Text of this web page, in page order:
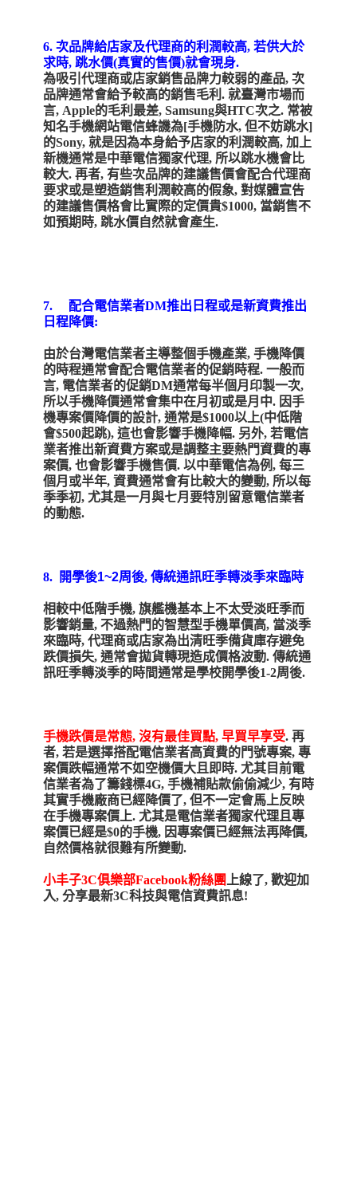
6. 次品牌給店家及代理商的利潤較高, 若供大於
求時, 跳水價(真實的售價)就會現身.
為吸引代理商或店家銷售品牌力較弱的產品, 次
品牌通常會給予較高的銷售毛利. 就臺灣市場而
言, Apple的毛利最差, Samsung與HTC次之. 常被
知名手機網站電信蜂譏為[手機防水, 但不妨跳水]
的Sony, 就是因為本身給予店家的利潤較高, 加上
新機通常是中華電信獨家代理, 所以跳水機會比
較大. 再者, 有些次品牌的建議售價會配合代理商
要求或是塑造銷售利潤較高的假象, 對媒體宣告
的建議售價格會比實際的定價貴$1000, 當銷售不
如預期時, 跳水價自然就會產生.
7. 配合電信業者DM推出日程或是新資費推出
日程降價:
由於台灣電信業者主導整個手機產業, 手機降價
的時程通常會配合電信業者的促銷時程. 一般而
言, 電信業者的促銷DM通常每半個月印製一次,
所以手機降價通常會集中在月初或是月中. 因手
機專案價降價的設計, 通常是$1000以上(中低階
會$500起跳), 這也會影響手機降幅. 另外, 若電信
業者推出新資費方案或是調整主要熱門資費的專
案價, 也會影響手機售價. 以中華電信為例, 每三
個月或半年, 資費通常會有比較大的變動, 所以每
季季初, 尤其是一月與七月要特別留意電信業者
的動態.
8. 開學後1~2周後, 傳統通訊旺季轉淡季來臨時
相較中低階手機, 旗艦機基本上不太受淡旺季而
影響銷量, 不過熱門的智慧型手機單價高, 當淡季
來臨時, 代理商或店家為出清旺季備貨庫存避免
跌價損失, 通常會拋貨轉現造成價格波動. 傳統通
訊旺季轉淡季的時間通常是學校開學後1-2周後.
手機跌價是常態, 沒有最佳買點, 早買早享受. 再
者, 若是選擇搭配電信業者高資費的門號專案, 專
案價跌幅通常不如空機價大且即時. 尤其目前電
信業者為了籌錢標4G, 手機補貼款偷偷減少, 有時
其實手機廠商已經降價了, 但不一定會馬上反映
在手機專案價上. 尤其是電信業者獨家代理且專
案價已經是$0的手機, 因專案價已經無法再降價,
自然價格就很難有所變動.
小丰子3C俱樂部Facebook粉絲團 上線了, 歡迎加
入, 分享最新3C科技與電信資費訊息!